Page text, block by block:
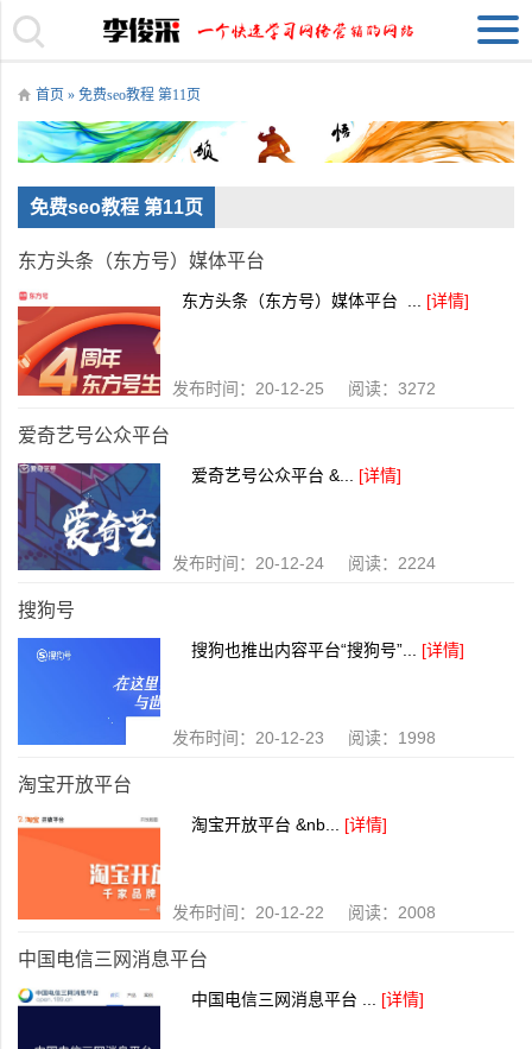
首页 » 免费seo教程 第11页
免费seo教程 第11页
东方头条（东方号）媒体平台
东方头条（东方号）媒体平台 ... [详情]
发布时间：20-12-25 阅读：3272
爱奇艺号公众平台
爱奇艺号公众平台 &... [详情]
发布时间：20-12-24 阅读：2224
搜狗号
搜狗也推出内容平台“搜狗号”... [详情]
发布时间：20-12-23 阅读：1998
淘宝开放平台
淘宝开放平台 &nb... [详情]
发布时间：20-12-22 阅读：2008
中国电信三网消息平台
中国电信三网消息平台 ... [详情]